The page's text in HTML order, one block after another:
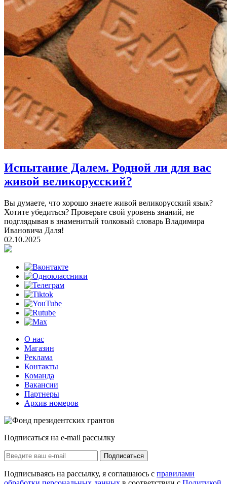
Испытание Далем. Родной ли для вас
живой великорусский?
Вы думаете, что хорошо знаете живой великорусский язык?
Хотите убедиться? Проверьте свой уровень знаний, не
подглядывая в знаменитый толковый словарь Владимира
Ивановича Даля!
02.10.2025
О нас
Магазин
Реклама
Контакты
Команда
Вакансии
Партнеры
Архив номеров
Подписаться на e-mail рассылку
Подписаться
Подписываясь на рассылку, я соглашаюсь с правилами